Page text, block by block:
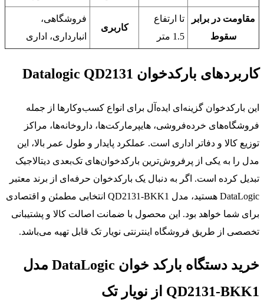
مقاومت در برابر
سقوط
تا ارتفاع
1.5 متر
کاربری
فروشگاهی،
انبارداری، اداری
کاربردهای بارکدخوان Datalogic QD2131
این بارکدخوان گزینه‌ای ایده‌آل برای انواع کسب‌وکارها از جمله
فروشگاه‌های خرده‌فروشی، هایپرمارکت‌ها، داروخانه‌ها، مراکز
توزیع کالا و دفاتر اداری است. عملکرد پایدار و طول عمر بالا، این
مدل را به یکی از پرفروش‌ترین بارکدخوان‌های تک‌بعدی دیتالاجیک
تبدیل کرده است. اگر به دنبال یک بارکدخوان حرفه‌ای از برند معتبر
DataLogic هستید، مدل QD2131-BKK1 انتخابی مطمئن و اقتصادی
برای شما خواهد بود. این محصول با ضمانت اصالت کالا و پشتیبانی
تخصصی از طریق فروشگاه اینترنتی نویار تک قابل تهیه می‌باشد.
خرید دستگاه بارکد خوان DataLogic مدل
QD2131-BKK1 از نویار تک